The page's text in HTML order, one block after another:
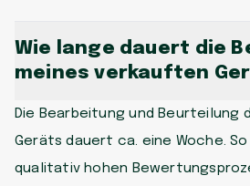
Verkaufsbetrag direkt auf dein
Sollten wir eine Differenz (z.B.
Modell) ausfindig machen,
Gegenvorschlag auf dich zu. Du
entscheiden, ob du das
Wie lange dauert die
meines verkauften
Die Bearbeitung und Beurteilung
Geräts dauert ca. eine Woche.
qualitativ hohen